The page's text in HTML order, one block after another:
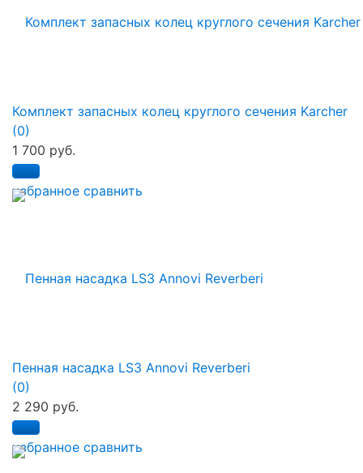
избранное сравнить
Комплект запасных колец круглого сечения Karcher
(0)
1 700 руб.
избранное сравнить
Пенная насадка LS3 Annovi Reverberi
(0)
2 290 руб.